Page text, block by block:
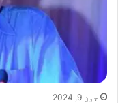
جون 9, 2024